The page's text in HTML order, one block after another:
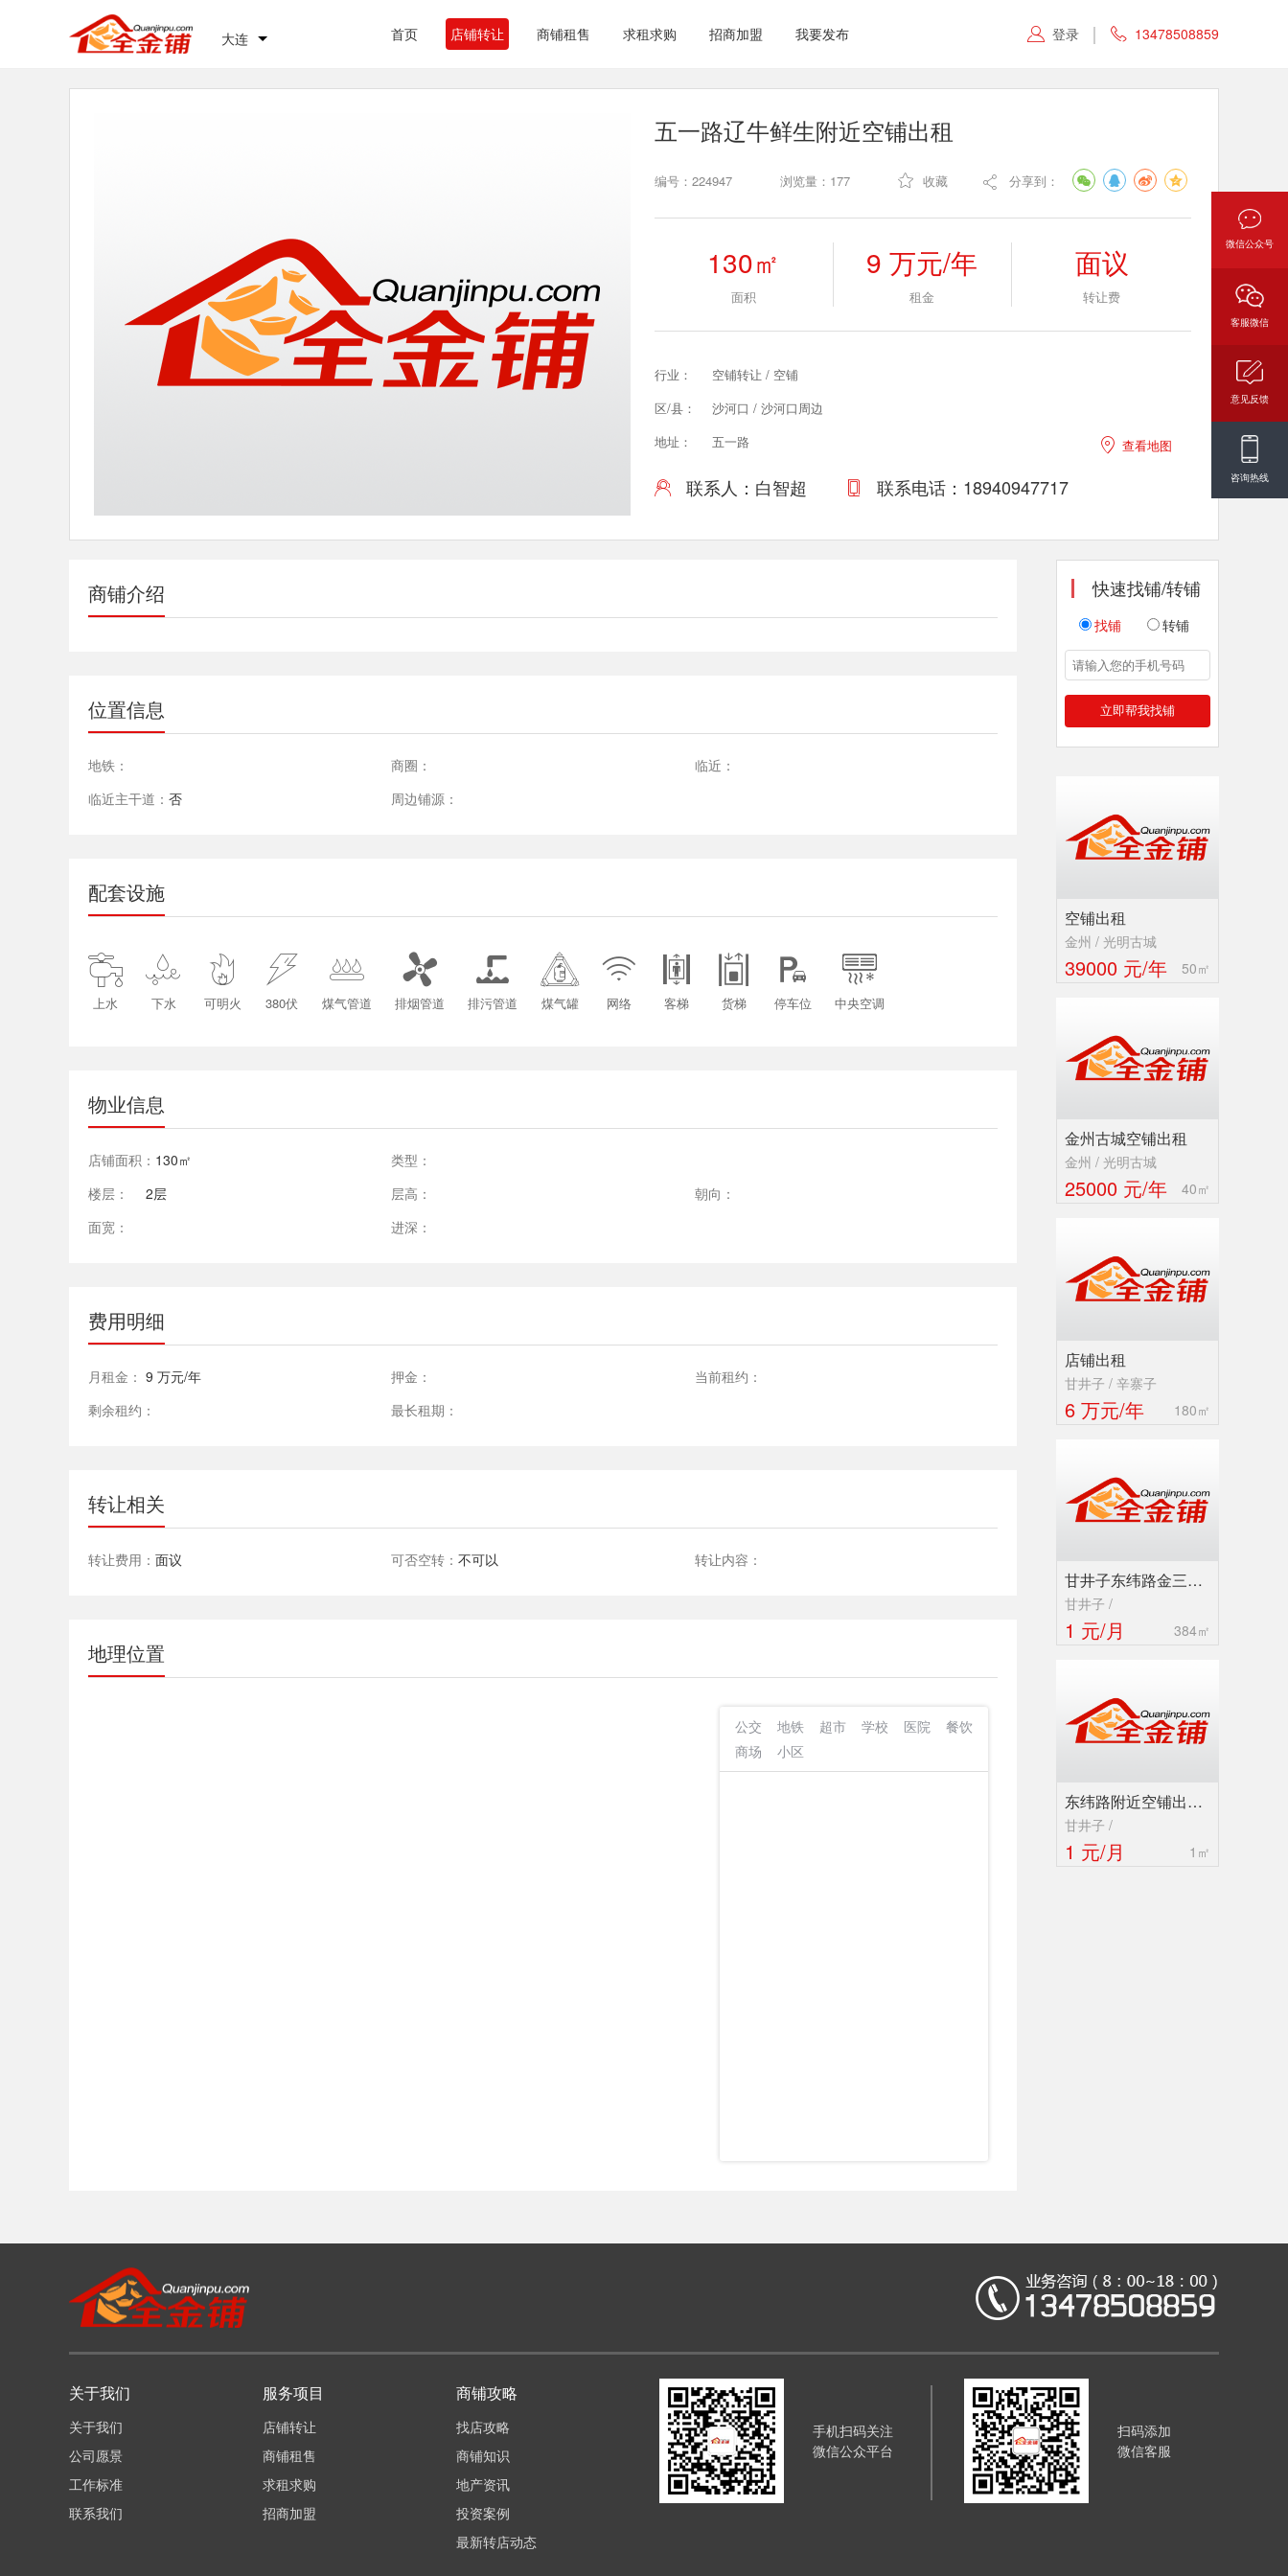
大连 首页 店铺转让 商铺租售 求租求购 招商加盟 我要发布  登录  13478508859
五一路辽牛鲜生附近空铺出租
编号：224947 浏览量：177  收藏  分享到：
130㎡
面积
9 万元/年
租金
面议
转让费
行业：
空铺转让 / 空铺
区/县：
沙河口 / 沙河口周边
地址：
五一路  查看地图
 联系人：白智超  联系电话：18940947717
商铺介绍
位置信息
地铁： 商圈：
临近：
临近主干道： 否 周边铺源：
配套设施

上水

下水

可明火

380伏

煤气管道

排烟管道

排污管道

煤气罐

网络

客梯

货梯

停车位

中央空调
物业信息
店铺面积： 130㎡
类型：
楼层：
2层 层高：
朝向：
面宽：
进深：
费用明细
月租金： 9 万元/年 押金：
当前租约：
剩余租约：
最长租期：
转让相关
转让费用： 面议 可否空转：不可以 转让内容：
地理位置
公交 地铁 超市 学校 医院
餐饮
商场
小区
快速找铺/转铺
找铺 转铺
空铺出租
金州 / 光明古城
39000 元/年 50㎡
金州古城空铺出租
金州 / 光明古城
25000 元/年 40㎡
店铺出租
甘井子 / 辛寨子
6 万元/年 180㎡
甘井子东纬路金三…
甘井子 /
1 元/月 384㎡
东纬路附近空铺出…
甘井子 /
1 元/月 1㎡
微信公众号
客服微信
意见反馈
咨询热线
关于我们
关于我们
公司愿景
工作标准
联系我们
服务项目
店铺转让
商铺租售
求租求购
招商加盟
商铺攻略
找店攻略
商铺知识
地产资讯
投资案例
最新转店动态
手机扫码关注
微信公众平台
扫码添加
微信客服